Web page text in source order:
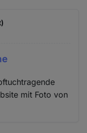
mit Foto von